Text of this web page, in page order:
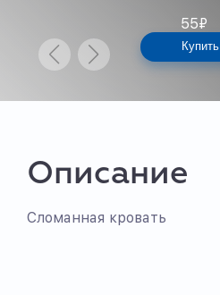
55₽
Купить
Описание
Сломанная кровать